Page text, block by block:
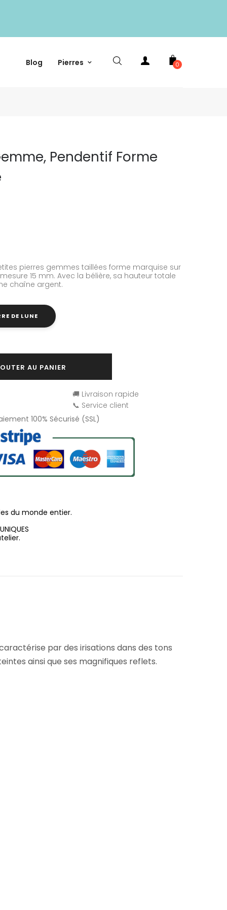
Blog Pierres 0
Pendentif Forme
pierres gemmes taillées forme marquise sur
15 mm. Avec la bélière, sa hauteur totale
chaîne argent.
DE LUNE
AU PANIER
🚚 Livraison rapide
📞 Service client
100% Sécurisé (SSL)
du monde entier.
par des irisations dans des tons
ainsi que ses magnifiques reflets.